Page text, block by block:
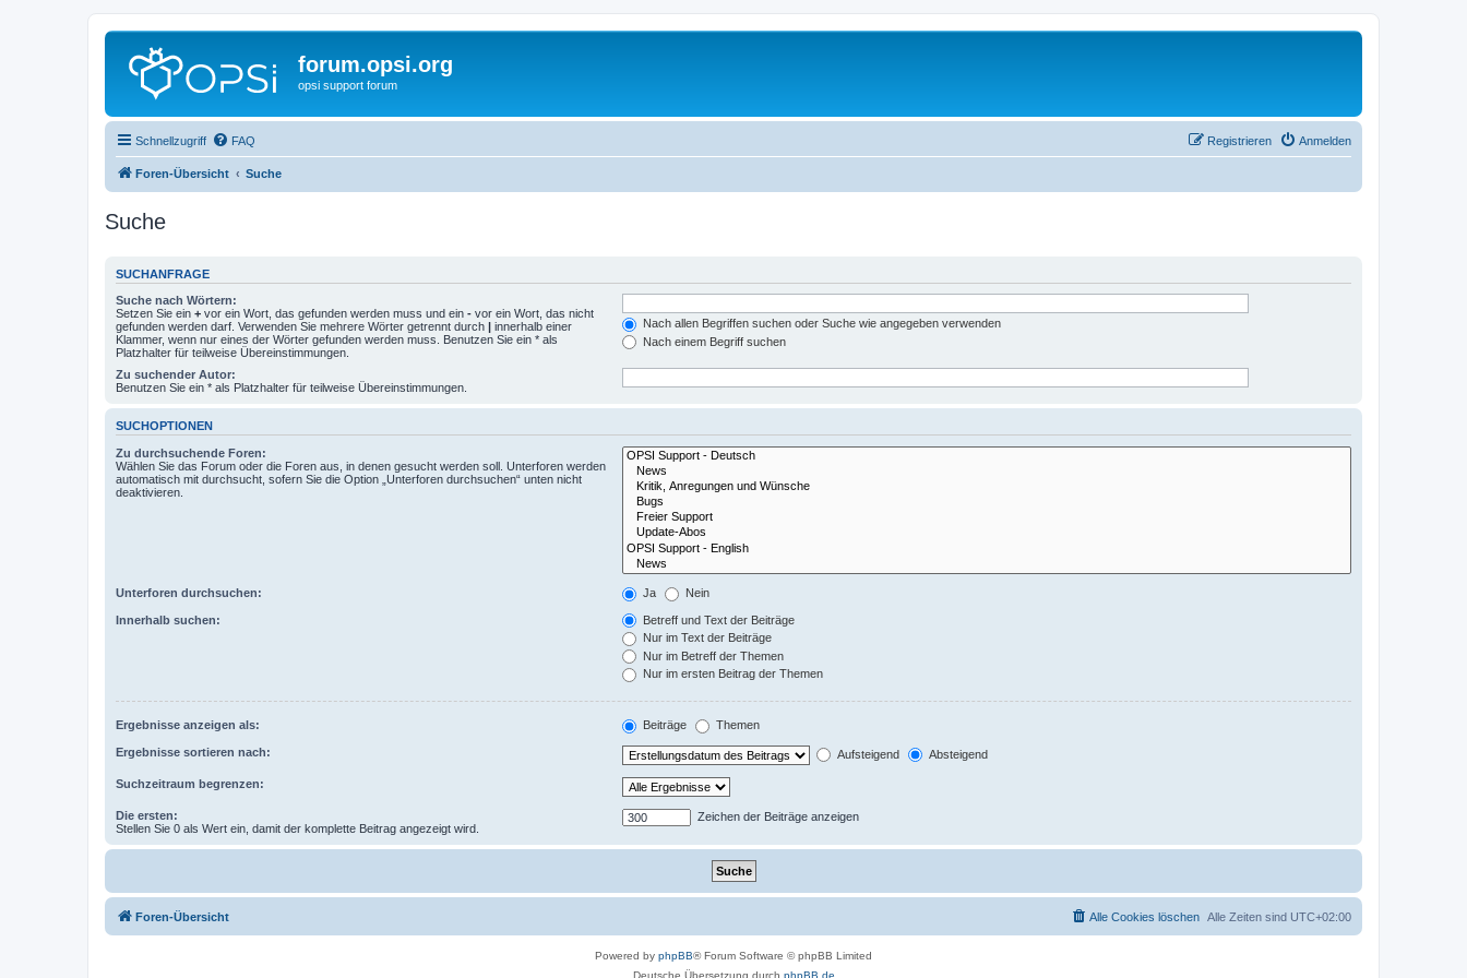
forum.opsi.org
opsi support forum
Schnellzugriff FAQ Anmelden
Registrieren
Foren-Übersicht Suche
Suche
SUCHANFRAGE
Suche nach Wörtern:
Setzen Sie ein + vor ein Wort, das gefunden werden muss und ein - vor ein Wort, das nicht
gefunden werden darf. Verwenden Sie mehrere Wörter getrennt durch | innerhalb einer
Klammer, wenn nur eines der Wörter gefunden werden muss. Benutzen Sie ein * als
Platzhalter für teilweise Übereinstimmungen.
Nach allen Begriffen suchen oder Suche wie angegeben verwenden
Nach einem Begriff suchen
Zu suchender Autor:
Benutzen Sie ein * als Platzhalter für teilweise Übereinstimmungen.
SUCHOPTIONEN
Zu durchsuchende Foren:
Wählen Sie das Forum oder die Foren aus, in denen gesucht werden soll. Unterforen werden
automatisch mit durchsucht, sofern Sie die Option „Unterforen durchsuchen“ unten nicht
deaktivieren.
Unterforen durchsuchen: Ja Nein
Innerhalb suchen:
Betreff und Text der Beiträge
Nur im Text der Beiträge
Nur im Betreff der Themen
Nur im ersten Beitrag der Themen
Ergebnisse anzeigen als: Beiträge Themen
Ergebnisse sortieren nach: Aufsteigend Absteigend
Suchzeitraum begrenzen:
Die ersten:
Stellen Sie 0 als Wert ein, damit der komplette Beitrag angezeigt wird.
Zeichen der Beiträge anzeigen
Foren-Übersicht Alle Zeiten sind UTC+02:00
Alle Cookies löschen
Powered by phpBB® Forum Software © phpBB Limited
Deutsche Übersetzung durch phpBB.de